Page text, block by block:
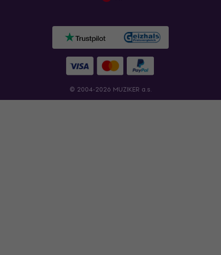
© 2004-2026 MUZIKER a.s.